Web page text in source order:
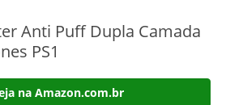
Anti Puff Dupla Camada
PS1
na Amazon.com.br